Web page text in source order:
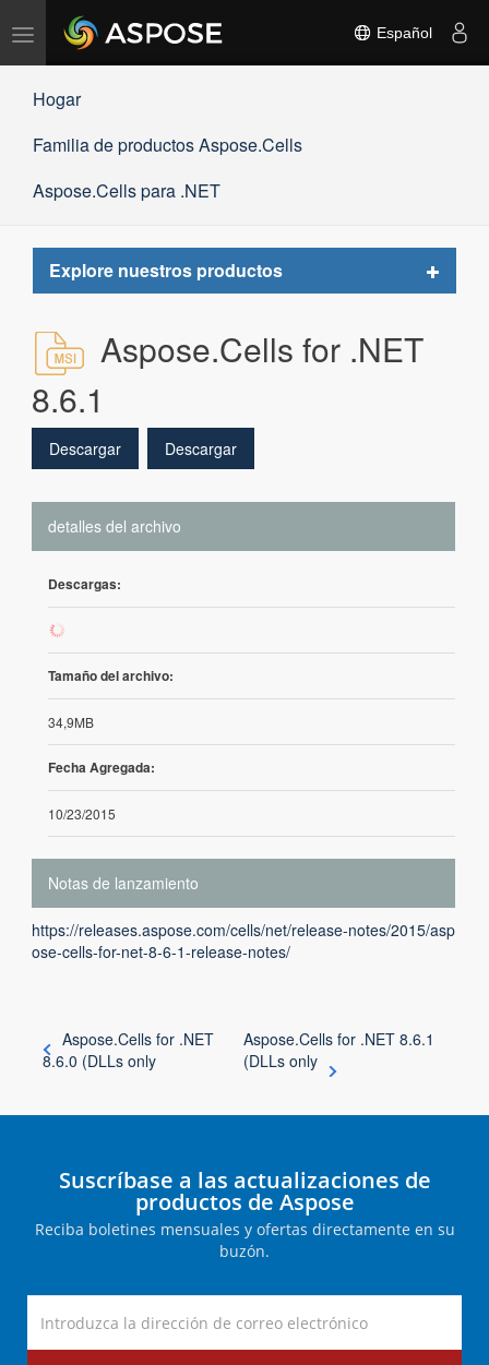
Alternar
navegación
Español
Hogar
Familia de productos Aspose.Cells
Aspose.Cells para .NET
Explore nuestros productos
Toggle
Aspose.Cells for .NET
8.6.1
Descargar Descargar
detalles del archivo
Descargas:
696
Tamaño del archivo:
34,9MB
Fecha Agregada:
10/23/2015
Notas de lanzamiento
https://releases.aspose.com/cells/net/release-notes/2015/asp
ose-cells-for-net-8-6-1-release-notes/
Aspose.Cells for .NET
8.6.0 (DLLs only
Aspose.Cells for .NET 8.6.1
(DLLs only
Suscríbase a las actualizaciones de
productos de Aspose
Reciba boletines mensuales y ofertas directamente en su
buzón.